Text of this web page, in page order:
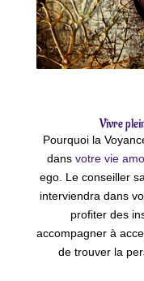
Vivre
Pourquoi la
dansvotre vie
ego. Le conseiller
interviendra dans
profiter des
accompagner à
de trouver la